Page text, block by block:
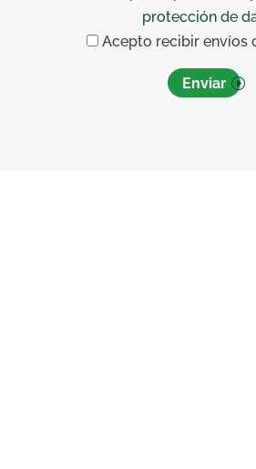
protección de
Acepto recibir envíos
Enviar